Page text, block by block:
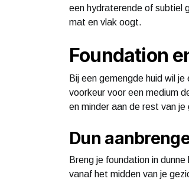
een hydraterende of subtiel
mat en vlak oogt.
Foundation
Bij een gemengde huid wil
voorkeur voor een medium
en minder aan de rest van je
Dun
Breng je foundation in
vanaf het midden van je